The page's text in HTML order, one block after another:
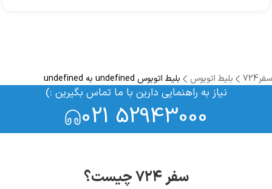
سفر724 بلیط اتوبوس بلیط اتوبوس undefined به undefined
نیاز به راهنمایی دارین با ما تماس بگیرین :)
021 52943000
سفر ۷۲۴ چیست؟